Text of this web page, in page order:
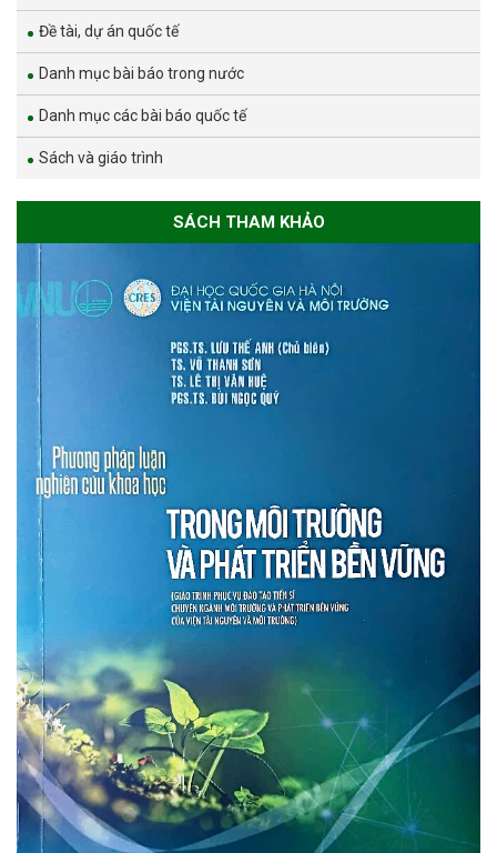
Đề tài, dự án quốc tế
Danh mục bài báo trong nước
Danh mục các bài báo quốc tế
Sách và giáo trình
SÁCH THAM KHẢO